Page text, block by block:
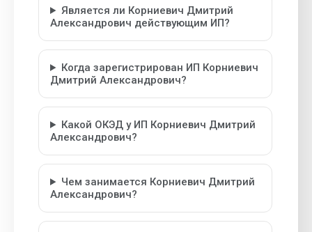
Является ли Корниевич Дмитрий
Александрович действующим ИП?
Когда зарегистрирован ИП Корниевич
Дмитрий Александрович?
Какой ОКЭД у ИП Корниевич Дмитрий
Александрович?
Чем занимается Корниевич Дмитрий
Александрович?